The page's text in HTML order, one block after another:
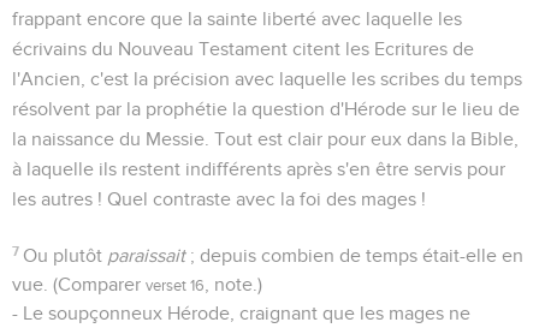
frappant encore que la sainte liberté avec laquelle les
écrivains du Nouveau Testament citent les Ecritures de
l'Ancien, c'est la précision avec laquelle les scribes du temps
résolvent par la prophétie la question d'Hérode sur le lieu de
la naissance du Messie. Tout est clair pour eux dans la Bible,
à laquelle ils restent indifférents après s'en être servis pour
les autres ! Quel contraste avec la foi des mages !
7 Ou plutôt paraissait; depuis combien de temps était-elle en
vue. (Comparer verset 16
, note.)
- Le soupçonneux Hérode, craignant que les mages ne